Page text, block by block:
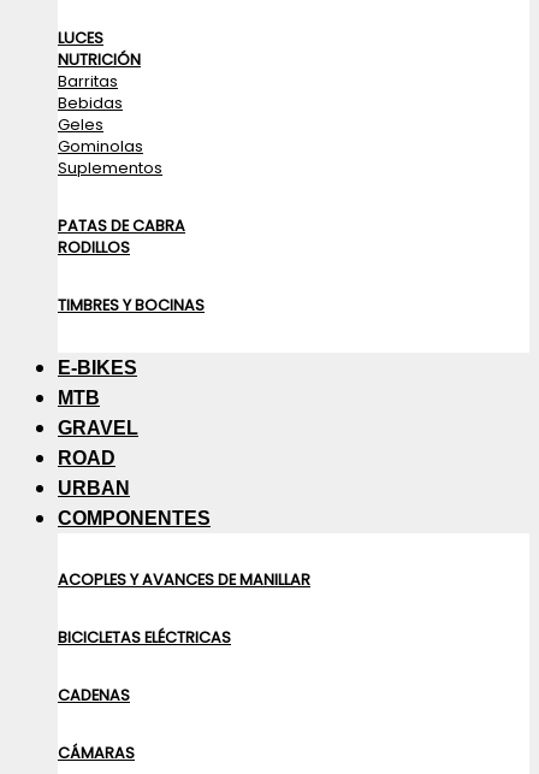
LUCES
NUTRICIÓN
Barritas
Bebidas
Geles
Gominolas
Suplementos
PATAS DE CABRA
RODILLOS
TIMBRES Y BOCINAS
E-BIKES
MTB
GRAVEL
ROAD
URBAN
COMPONENTES
ACOPLES Y AVANCES DE MANILLAR
BICICLETAS ELÉCTRICAS
CADENAS
CÁMARAS